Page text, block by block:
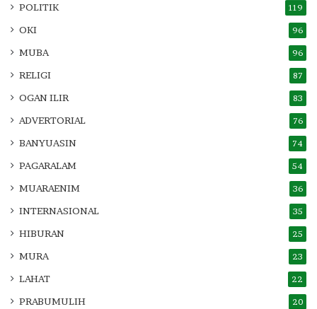
POLITIK 119
OKI 96
MUBA 96
RELIGI 87
OGAN ILIR 83
ADVERTORIAL 76
BANYUASIN 74
PAGARALAM 54
MUARAENIM 36
INTERNASIONAL 35
HIBURAN 25
MURA 23
LAHAT 22
PRABUMULIH 20